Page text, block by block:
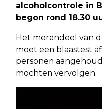
alcoholcontrole in
begon rond 18.30
Het merendeel van
moet een blaastest
personen
mochten vervolgen.